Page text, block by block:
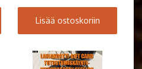
Lisää ostoskoriin